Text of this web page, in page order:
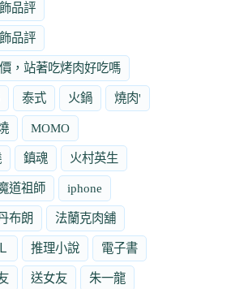
品評
品評
，站著吃烤肉好吃嗎
泰式 火鍋 燒肉'
MOMO
鎮魂 火村英生
道祖師 iphone
布朗 法蘭克肉舖
推理小說 電子書
送女友 朱一龍